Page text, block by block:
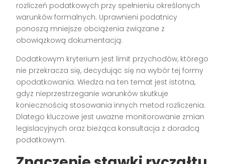
rozliczeń podatkowych przy spełnieniu określonych
warunków formalnych. Uprawnieni podatnicy
ponoszą mniejsze obciążenia związane z
obowiązkową dokumentacją.
Dodatkowym kryterium jest limit przychodów, którego
nie przekracza się, decydując się na wybór tej formy
opodatkowania. Wiedza na ten temat jest istotna,
gdyż nieprzestrzeganie warunków skutkuje
koniecznością stosowania innych metod rozliczenia.
Dlatego kluczowe jest uważne monitorowanie zmian
legislacyjnych oraz bieżąca konsultacja z doradcą
podatkowym.